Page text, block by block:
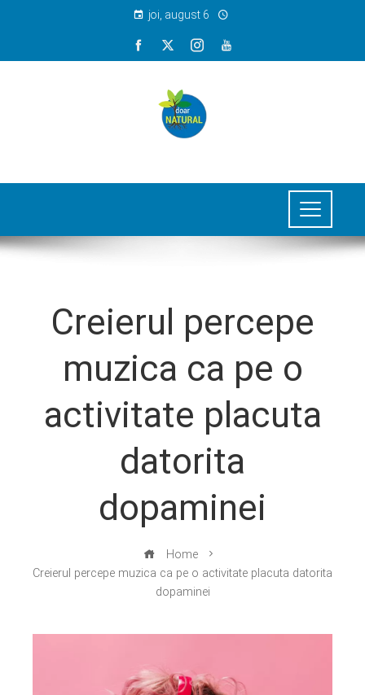
joi, august 6
Creierul percepe
muzica ca pe o
activitate placuta
datorita
dopaminei
Home
Creierul percepe muzica ca pe o activitate placuta datorita
dopaminei